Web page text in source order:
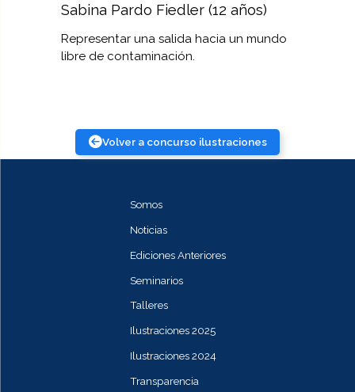
Volver a concurso ilustraciones
Sabina Pardo Fiedler (12 años)
Representar una salida hacia un mundo
libre de contaminación.
Somos
Noticias
Ediciones Anteriores
Seminarios
Talleres
Ilustraciones 2025
Ilustraciones 2024
Transparencia